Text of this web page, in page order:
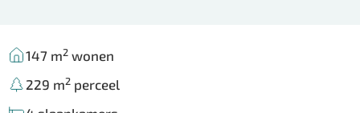
147 m2 wonen
229 m2 perceel